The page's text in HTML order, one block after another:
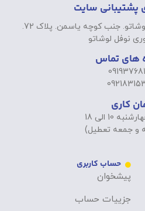
پشتیبانی سایت
خیابان حافظ. خیابان نوفل لوشاتو. جنب کوچه یاسمن. پلاک 72.
نوفل لوشاتو
های تماس
کاری
10 الی 18
و جمعه تعطیل)
حساب کاربری
پیشخوان
جزییات حساب